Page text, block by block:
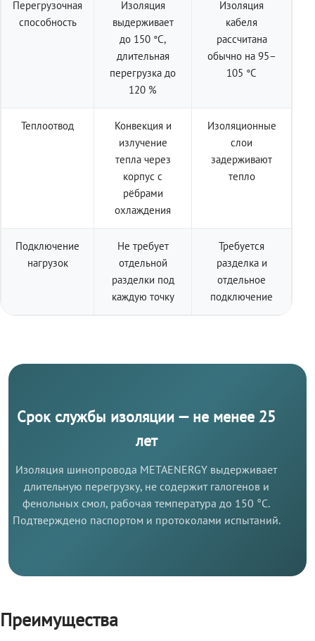
Перегрузочная
способность
Изоляция
выдерживает
до 150 °C,
длительная
перегрузка до
120 %
Изоляция
кабеля
рассчитана
обычно на 95–
105 °C
Теплоотвод
Конвекция и
излучение
тепла через
корпус с
рёбрами
охлаждения
Изоляционные
слои
задерживают
тепло
Подключение
нагрузок
Не требует
отдельной
разделки под
каждую точку
Требуется
разделка и
отдельное
подключение
Срок службы изоляции — не менее 25
лет
Изоляция шинопровода METAENERGY выдерживает
длительную перегрузку, не содержит галогенов и
фенольных смол, рабочая температура до 150 °C.
Подтверждено паспортом и протоколами испытаний.
Преимущества